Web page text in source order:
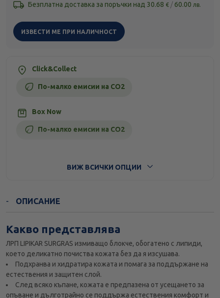
Безплатна доставка за поръчки над 30.68 € / 60.00 лв.
ИЗВЕСТИ МЕ ПРИ НАЛИЧНОСТ
Click&Collect
По-малко емисии на CO2
Box Now
По-малко емисии на CO2
ВИЖ ВСИЧКИ ОПЦИИ
ОПИСАНИЕ
Какво представлява
ЛРП LIPIKAR SURGRAS измиващо блокче, обогатено с липиди,
което деликатно почиства кожата без да я изсушава.
Подхранва и хидратира кожата и помага за поддържане на
естествения и защитен слой.
След всяко къпане, кожата е предпазена от усещането за
опъване и дълготрайно се поддържа естествения комфорт и